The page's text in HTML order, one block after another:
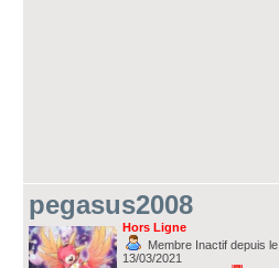
pegasus2008
Hors Ligne
Membre Inactif depuis le
13/03/2021